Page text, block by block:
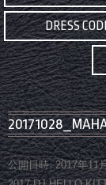
DRESS
公開日時: 2017年11